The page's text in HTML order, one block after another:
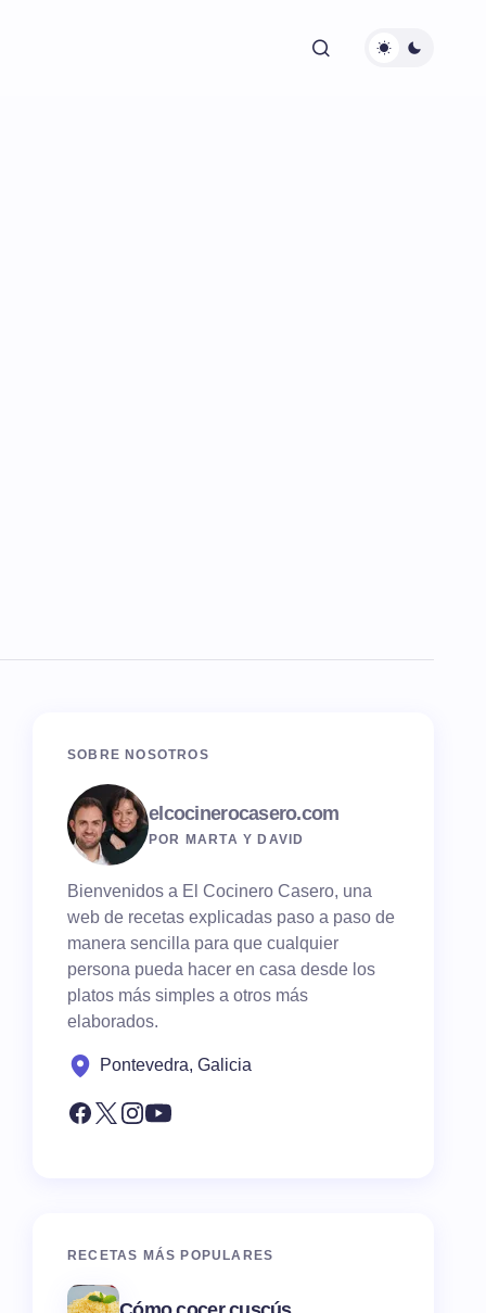
SOBRE NOSOTROS
elcocinerocasero.com
POR MARTA Y DAVID
Bienvenidos a El Cocinero Casero, una
web de recetas explicadas paso a paso de
manera sencilla para que cualquier
persona pueda hacer en casa desde los
platos más simples a otros más
elaborados.
Pontevedra, Galicia
RECETAS MÁS POPULARES